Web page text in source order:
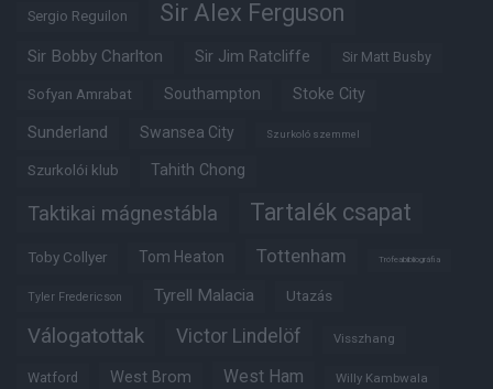
Sergio Reguilon Sir Alex Ferguson
Sir Bobby Charlton Sir Jim Ratcliffe Sir Matt Busby
Sofyan Amrabat Southampton Stoke City
Sunderland Swansea City Szurkoló szemmel
Szurkolói klub Tahith Chong
Taktikai mágnestábla Tartalék csapat
Toby Collyer Tom Heaton Tottenham Trófeabibliográfia
Tyler Fredericson Tyrell Malacia Utazás
Válogatottak Victor Lindelöf Visszhang
Watford West Brom West Ham Willy Kambwala